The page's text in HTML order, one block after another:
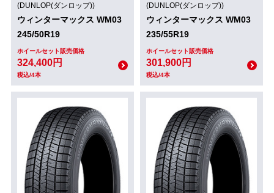
(DUNLOP(ダンロップ))
ウィンターマックス WM03
245/50R19
ホイールセット販売価格
324,400円
税込/4本
(DUNLOP(ダンロップ))
ウィンターマックス WM03
235/55R19
ホイールセット販売価格
301,900円
税込/4本